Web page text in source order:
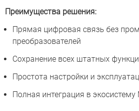
Преимущества решения:
Прямая цифровая связь без
преобразователей
Сохранение всех штатных
Простота настройки и
Полная интеграция в экосистему